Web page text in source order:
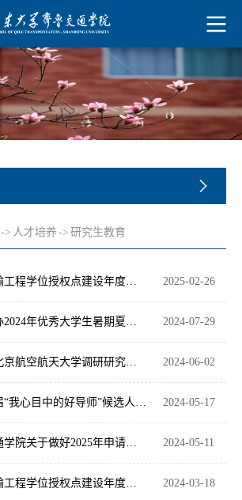
-> 人才培养 -> 研究生教育
2025-02-26
2024-07-29
2024-06-02
2024-05-17
2024-05-11
2024-03-18